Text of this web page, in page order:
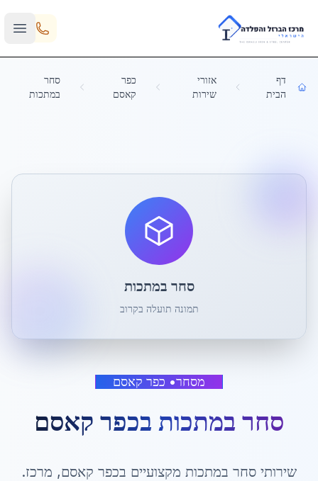
Skip to main content
דף
הבית
אזורי
שירות
כפר
קאסם
סחר
במתכות
מסחר• כפר קאסם
סחר במתכות בכפר קאסם
שירותי סחר במתכות מקצועיים בכפר קאסם, מרכז.
סחר במתכות
תמונה תועלה בקרוב